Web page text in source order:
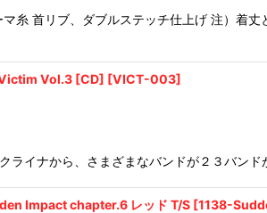
糸 首リブ、ダブルステッチ仕上げ 注）着
Vol.3 [CD] [VICT-003]
ライナから、さまざまなバンドが２３バン
Impact chapter.6 レッド T/S [1138-